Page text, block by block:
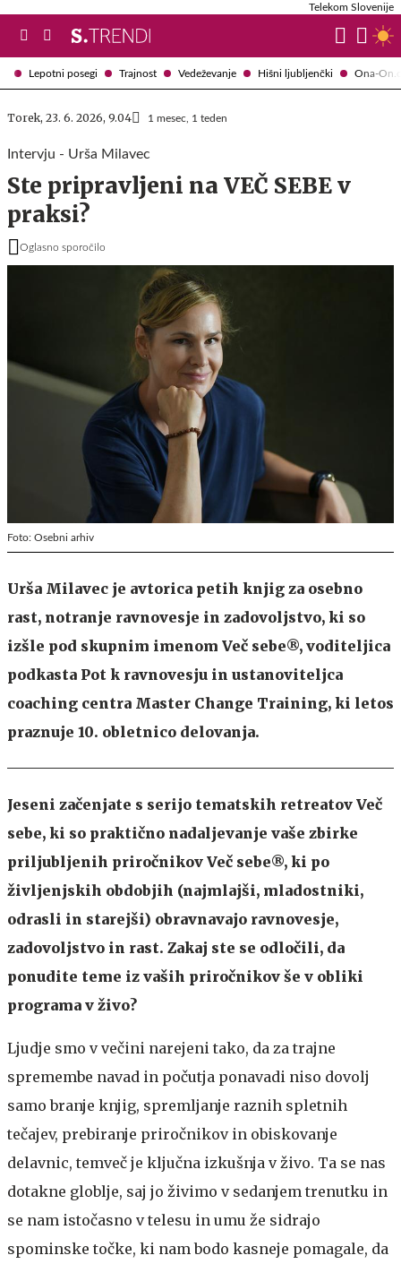
Lepotni posegi Trajnost Vedeževanje Hišni ljubljenčki Ona-
Telekom Slovenije
Torek, 23. 6. 2026, 9.04 1 mesec, 1 teden
Intervju - Urša Milavec
Ste pripravljeni na VEČ SEBE v
praksi?
Oglasno sporočilo
Foto: Osebni arhiv
Urša Milavec je avtorica petih knjig za osebno
rast, notranje ravnovesje in zadovoljstvo, ki so
izšle pod skupnim imenom Več sebe®, voditeljica
podkasta Pot k ravnovesju in ustanoviteljca
coaching centra Master Change Training, ki letos
praznuje 10. obletnico delovanja.
Jeseni začenjate s serijo tematskih retreatov Več
sebe, ki so praktično nadaljevanje vaše zbirke
priljubljenih priročnikov Več sebe®, ki po
življenjskih obdobjih (najmlajši, mladostniki,
odrasli in starejši) obravnavajo ravnovesje,
zadovoljstvo in rast. Zakaj ste se odločili, da
ponudite teme iz vaših priročnikov še v obliki
programa v živo?
Ljudje smo v večini narejeni tako, da za trajne
spremembe navad in počutja ponavadi niso dovolj
samo branje knjig, spremljanje raznih spletnih
tečajev, prebiranje priročnikov in obiskovanje
delavnic, temveč je ključna izkušnja v živo. Ta se nas
dotakne globlje, saj jo živimo v sedanjem trenutku in
se nam istočasno v telesu in umu že sidrajo
spominske točke, ki nam bodo kasneje pomagale, da